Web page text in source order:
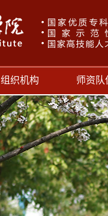
组织机构 师资队